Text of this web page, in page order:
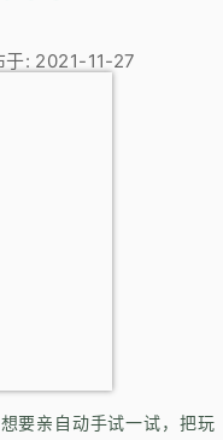
于: 2021-11-27
要亲自动手试一试，把玩